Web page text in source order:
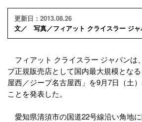
更新日：2013.08.26
文／ 写真／フィアット クライスラー ジャ
フィアット クライスラー ジャパンは
プ正規販売店として国内最大規模とな
屋西／ジープ名古屋西」を9月7日（土
ことを発表した。
愛知県清須市の国道22号線沿い角地